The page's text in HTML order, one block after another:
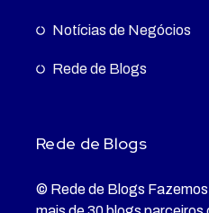
Notícias de Negócios
Rede de Blogs
Rede de Blogs
© Rede de Blogs